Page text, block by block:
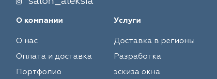
О компании
О нас
Оплата и доставка
Портфолио
Услуги
Доставка в регионы
Разработка
эскиза окна